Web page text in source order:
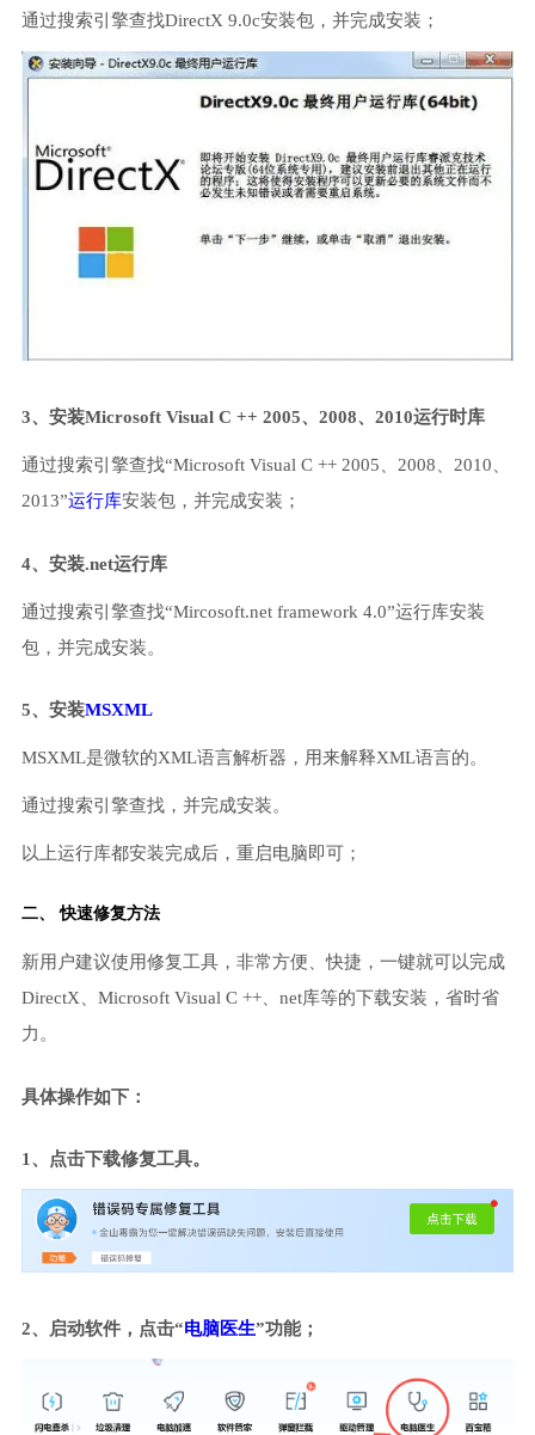
通过搜索引擎查找DirectX 9.0c安装包，并完成安装；
3、安装Microsoft Visual C ++ 2005、2008、2010运行时库
通过搜索引擎查找“Microsoft Visual C ++ 2005、2008、2010、
2013”运行库安装包，并完成安装；
4、安装.net运行库
通过搜索引擎查找“Mircosoft.net framework 4.0”运行库安装
包，并完成安装。
5、安装MSXML
MSXML是微软的XML语言解析器，用来解释XML语言的。
通过搜索引擎查找，并完成安装。
以上运行库都安装完成后，重启电脑即可；
二、 快速修复方法
新用户建议使用修复工具，非常方便、快捷，一键就可以完成
DirectX、Microsoft Visual C ++、net库等的下载安装，省时省
力。
具体操作如下：
1、点击下载修复工具。
2、启动软件，点击“电脑医生”功能；